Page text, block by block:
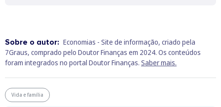
Sobre o autor: Economias - Site de informação, criado pela
7Graus, comprado pelo Doutor Finanças em 2024. Os conteúdos
foram integrados no portal Doutor Finanças. Saber mais.
Vida e família